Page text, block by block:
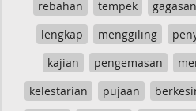
rebahan tempek gagasan
lengkap
menggiling
kajian
pengemasan
kelestarian
pujaan